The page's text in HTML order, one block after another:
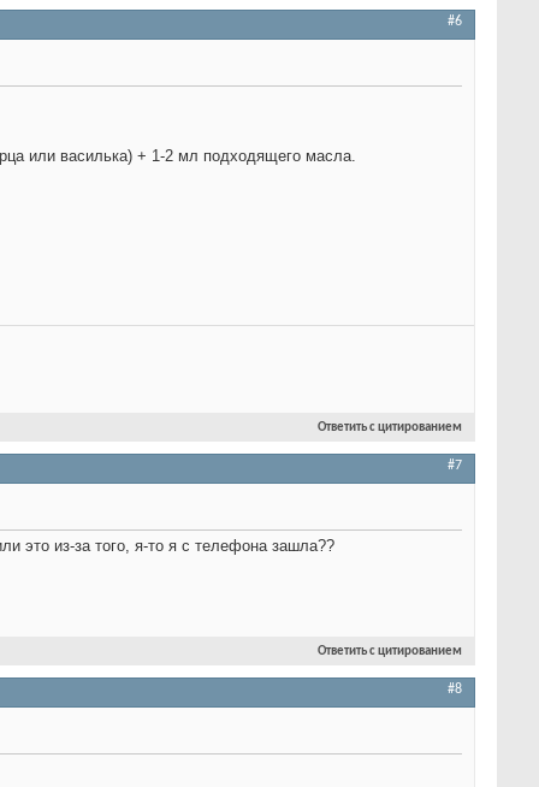
#6
или василька) + 1-2 мл подходящего масла.
Ответить с цитированием
#7
это из-за того, я-то я с телефона зашла??
Ответить с цитированием
#8